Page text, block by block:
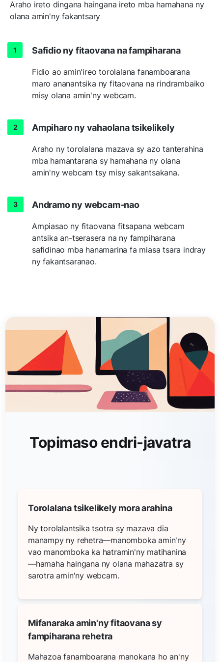
Araho ireto dingana haingana ireto mba hamahana ny
olana amin'ny fakantsary
Safidio ny fitaovana na fampiharana
Fidio ao amin'ireo torolalana fanamboarana
maro ananantsika ny fitaovana na rindrambaiko
misy olana amin'ny webcam.
Ampiharo ny vahaolana tsikelikely
Araho ny torolalana mazava sy azo tanterahina
mba hamantarana sy hamahana ny olana
amin'ny webcam tsy misy sakantsakana.
Andramo ny webcam-nao
Ampiasao ny fitaovana fitsapana webcam
antsika an-tserasera na ny fampiharana
safidinao mba hanamarina fa miasa tsara indray
ny fakantsaranao.
Topimaso endri-javatra
Torolalana tsikelikely mora arahina
Ny torolalantsika tsotra sy mazava dia
manampy ny rehetra—manomboka amin'ny
vao manomboka ka hatramin'ny matihanina
—hamaha haingana ny olana mahazatra sy
sarotra amin'ny webcam.
Mifanaraka amin'ny fitaovana sy
fampiharana rehetra
Mahazoa fanamboarana manokana ho an'ny